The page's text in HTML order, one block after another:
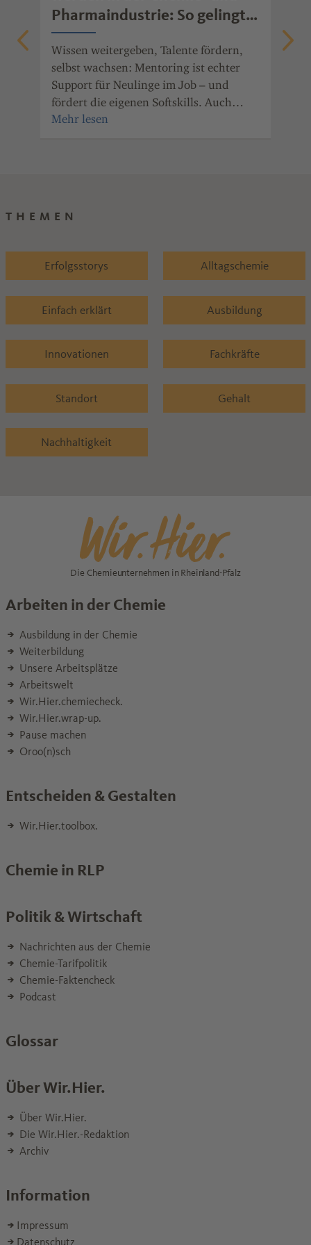
Pharmaindustrie: So gelingt
erfolgreiches Mentoring
Wissen weitergeben, Talente fördern,
selbst wachsen: Mentoring ist echter
Support für Neulinge im Job – und
fördert die eigenen Softskills. Auch
Unternehmen der Chemie- und
THEMEN
Erfolgsstorys Alltagschemie
Einfach erklärt Ausbildung
Innovationen Fachkräfte
Standort Gehalt
Nachhaltigkeit
Die Chemieunternehmen in Rheinland-Pfalz
Arbeiten in der Chemie
Ausbildung in der Chemie
Weiterbildung
Unsere Arbeitsplätze
Arbeitswelt
Wir.Hier.chemiecheck.
Wir.Hier.wrap-up.
Pause machen
Oroo(n)sch
Entscheiden & Gestalten
Wir.Hier.toolbox.
Chemie in RLP
Politik & Wirtschaft
Nachrichten aus der Chemie
Chemie-Tarifpolitik
Chemie-Faktencheck
Podcast
Glossar
Über Wir.Hier.
Über Wir.Hier.
Die Wir.Hier.-Redaktion
Archiv
Information
Impressum
Datenschutz